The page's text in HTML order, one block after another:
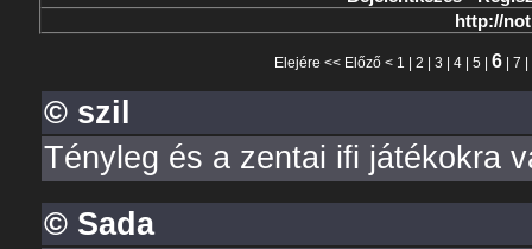
http://
Elejére << Előző< 1 2 3 4| 5 6| 7
© szil
Tényleg és a zentai ifi játékokra
© Sada